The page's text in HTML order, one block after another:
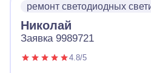
ремонт светодиодных
Николай
Заявка 9989721
4.8/5